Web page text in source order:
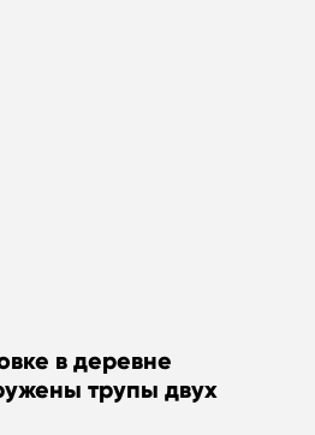
в деревне
трупы двух